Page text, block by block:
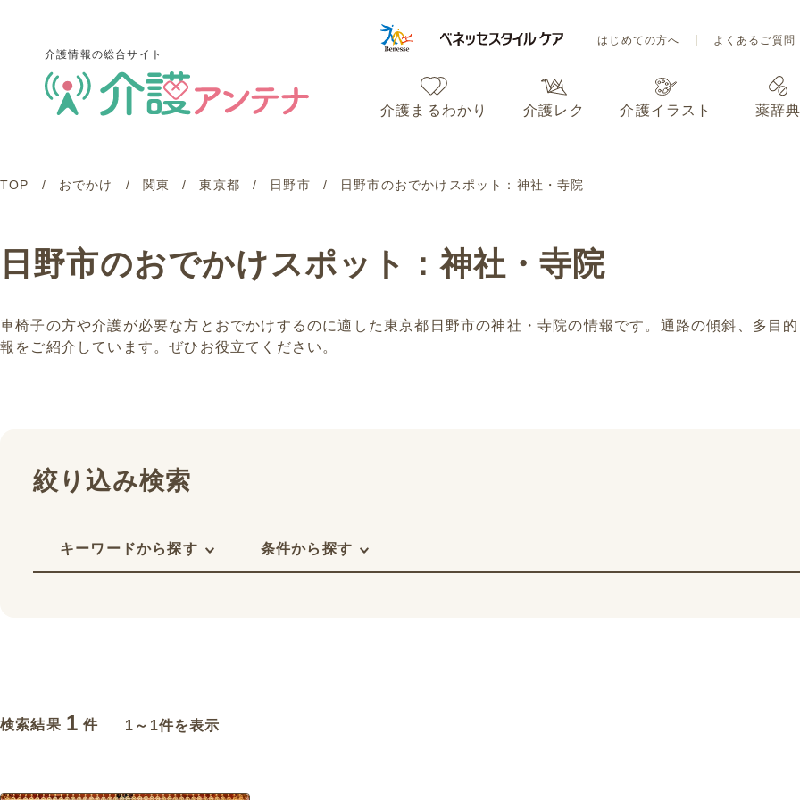
介護情報の総合サイト
はじめての方へ よくあるご質問
介護まるわかり 介護レク 介護イラスト 薬辞
介護情報の総合サイト
介護まるわかり 介護レク
TOP おでかけ 関東 東京都 日野市 日野市のおでかけスポット：神社・寺院
日野市のおでかけスポット：神社・寺院
車椅子の方や介護が必要な方とおでかけするのに適した東京都日野市の神社・寺院の情報です。通路の傾斜、多目
報をご紹介しています。ぜひお役立てください。
絞り込み検索
キーワードから探す 条件から探す
検索結果 1 件 1～1件を表示